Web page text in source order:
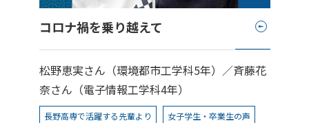
コロナ禍を乗り越えて
松野恵実さん（環境都市工学科5年）／斉藤花
奈さん（電子情報工学科4年）
長野高専で活躍する先輩より 女子学生・卒業生の声